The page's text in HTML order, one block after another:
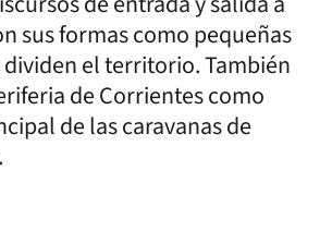
sus formas como pequeñas
el territorio. También
de Corrientes como
de las caravanas de